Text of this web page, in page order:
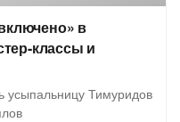
в
классы и
усыпальницу Тимуридов